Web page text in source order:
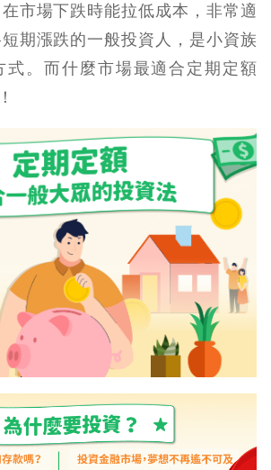
在市場下跌時能拉低成本，非常適
期漲跌的一般投資人，是小資族
式。而什麼市場最適合定期定額